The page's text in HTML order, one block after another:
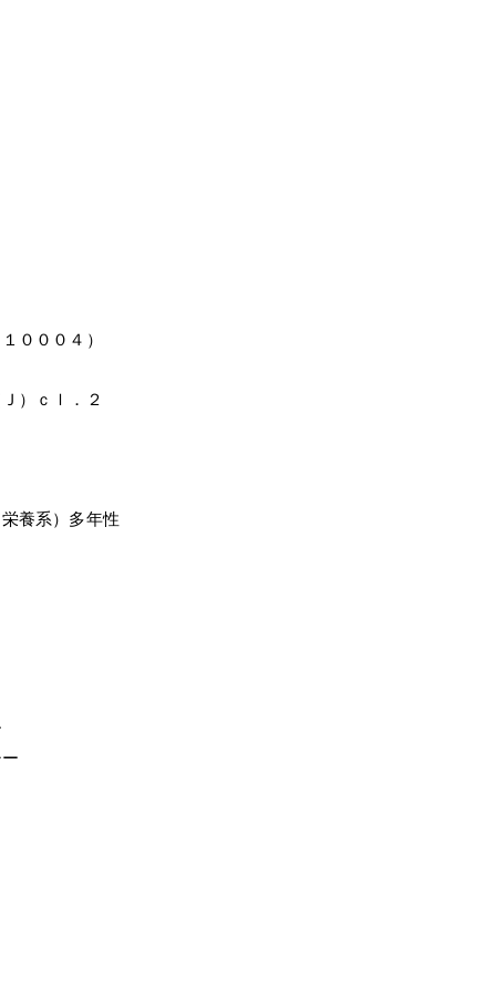
０００４）
）ｃｌ．２
養系）多年性